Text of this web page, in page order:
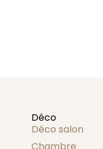
Déco
Déco salon